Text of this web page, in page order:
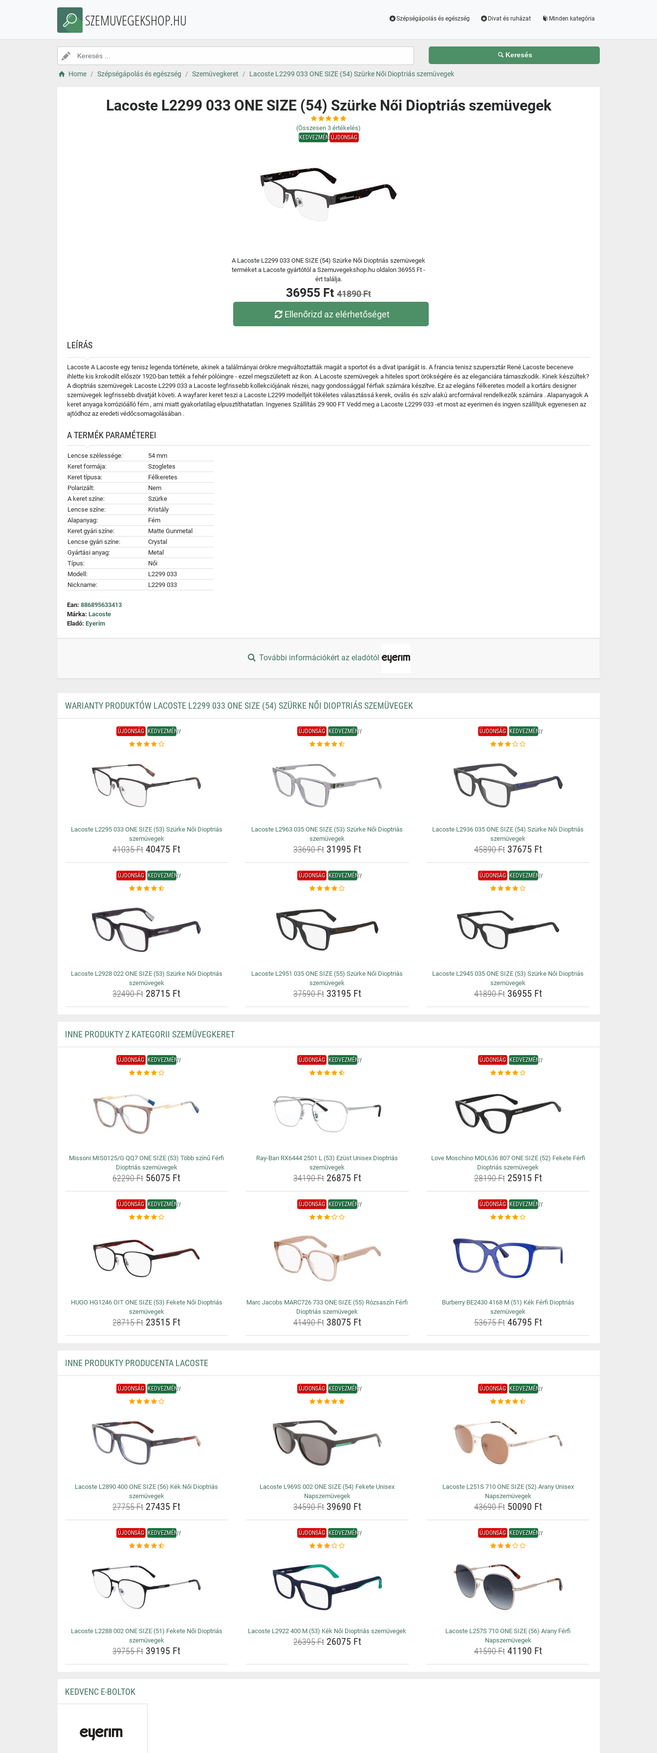
SZEMUVEGEKSHOP.HU Szépségápolás és egészség Divat és ruházat Minden kategória
Keresés
Home Szépségápolás és egészség Szemüvegkeret Lacoste L2299 033 ONE SIZE (54) Szürke Női Dioptriás szemüvegek
Lacoste L2299 033 ONE SIZE (54) Szürke Női Dioptriás szemüvegek
(Összesen 3 értékelés)
KEDVEZMÉNYÚJDONSÁG
A Lacoste L2299 033 ONE SIZE (54) Szürke Női Dioptriás szemüvegek
terméket a Lacoste gyártótól a Szemuvegekshop.hu oldalon 36955 Ft -
ért találja.
36955 Ft 41890 Ft
Ellenőrizd az elérhetőséget
LEÍRÁS
Lacoste A Lacoste egy tenisz legenda története, akinek a találmányai örökre megváltoztatták magát a sportot és a divat iparágát is. A francia tenisz szupersztár René Lacoste beceneve
ihlette kis krokodilt először 1920-ban tették a fehér pólóingre - ezzel megszületett az ikon. A Lacoste szemüvegek a hiteles sport örökségére és az eleganciára támaszkodik. Kinek készültek?
A dioptriás szemüvegek Lacoste L2299 033 a Lacoste legfrissebb kollekciójának részei, nagy gondossággal férfiak számára készítve. Ez az elegáns félkeretes modell a kortárs designer
szemüvegek legfrissebb divatját követi. A wayfarer keret teszi a Lacoste L2299 modelljét tökéletes választássá kerek, ovális és szív alakú arcformával rendelkezők számára . Alapanyagok A
keret anyaga korrózióálló fém , ami miatt gyakorlatilag elpusztíthatatlan. Ingyenes Szállítás 29 900 FT Vedd meg a Lacoste L2299 033 -et most az eyerimen és ingyen szállítjuk egyenesen az
ajtódhoz az eredeti védőcsomagolásában .
A TERMÉK PARAMÉTEREI
Lencse szélessége:
54 mm
Keret formája:
Szogletes
Keret típusa:
Félkeretes
Polarizált:
Nem
A keret színe:
Szürke
Lencse színe:
Kristály
Alapanyag:
Fém
Keret gyári színe:
Matte Gunmetal
Lencse gyári színe:
Crystal
Gyártási anyag:
Metal
Típus:
Női
Modell:
L2299 033
Nickname:
L2299 033
Ean: 886895633413
Márka: Lacoste
Eladó: Eyerim
További információkért az eladótól
WARIANTY PRODUKTÓW LACOSTE L2299 033 ONE SIZE (54) SZÜRKE NŐI DIOPTRIÁS SZEMÜVEGEK
ÚJDONSÁG KEDVEZMÉNY
Lacoste L2295 033 ONE SIZE (53) Szürke Női Dioptriás
szemüvegek
41035 Ft40475 Ft
ÚJDONSÁG KEDVEZMÉNY
Lacoste L2963 035 ONE SIZE (53) Szürke Női Dioptriás
szemüvegek
33690 Ft31995 Ft
ÚJDONSÁG KEDVEZMÉNY
Lacoste L2936 035 ONE SIZE (54) Szürke Női Dioptriás
szemüvegek
45890 Ft37675 Ft
ÚJDONSÁG KEDVEZMÉNY
Lacoste L2928 022 ONE SIZE (53) Szürke Női Dioptriás
szemüvegek
32490 Ft28715 Ft
ÚJDONSÁG KEDVEZMÉNY
Lacoste L2951 035 ONE SIZE (55) Szürke Női Dioptriás
szemüvegek
37590 Ft33195 Ft
ÚJDONSÁG KEDVEZMÉNY
Lacoste L2945 035 ONE SIZE (53) Szürke Női Dioptriás
szemüvegek
41890 Ft36955 Ft
INNE PRODUKTY Z KATEGORII SZEMÜVEGKERET
ÚJDONSÁG KEDVEZMÉNY
Missoni MIS0125/G QQ7 ONE SIZE (53) Több színű Férfi
Dioptriás szemüvegek
62290 Ft56075 Ft
ÚJDONSÁG KEDVEZMÉNY
Ray-Ban RX6444 2501 L (53) Ezüst Unisex Dioptriás
szemüvegek
34190 Ft26875 Ft
ÚJDONSÁG KEDVEZMÉNY
Love Moschino MOL636 807 ONE SIZE (52) Fekete Férfi
Dioptriás szemüvegek
28190 Ft25915 Ft
ÚJDONSÁG KEDVEZMÉNY
HUGO HG1246 OIT ONE SIZE (53) Fekete Női Dioptriás
szemüvegek
28715 Ft23515 Ft
ÚJDONSÁG KEDVEZMÉNY
Marc Jacobs MARC726 733 ONE SIZE (55) Rózsaszín Férfi
Dioptriás szemüvegek
41490 Ft38075 Ft
ÚJDONSÁG KEDVEZMÉNY
Burberry BE2430 4168 M (51) Kék Férfi Dioptriás
szemüvegek
53675 Ft46795 Ft
INNE PRODUKTY PRODUCENTA LACOSTE
ÚJDONSÁG KEDVEZMÉNY
Lacoste L2890 400 ONE SIZE (56) Kék Női Dioptriás
szemüvegek
27755 Ft27435 Ft
ÚJDONSÁG KEDVEZMÉNY
Lacoste L969S 002 ONE SIZE (54) Fekete Unisex
Napszemüvegek
34590 Ft39690 Ft
ÚJDONSÁG KEDVEZMÉNY
Lacoste L251S 710 ONE SIZE (52) Arany Unisex
Napszemüvegek
43690 Ft50090 Ft
ÚJDONSÁG KEDVEZMÉNY
Lacoste L2288 002 ONE SIZE (51) Fekete Női Dioptriás
szemüvegek
39755 Ft39195 Ft
ÚJDONSÁG KEDVEZMÉNY
Lacoste L2922 400 M (53) Kék Női Dioptriás szemüvegek
26395 Ft26075 Ft
ÚJDONSÁG KEDVEZMÉNY
Lacoste L257S 710 ONE SIZE (56) Arany Férfi
Napszemüvegek
41590 Ft41190 Ft
KEDVENC E-BOLTOK